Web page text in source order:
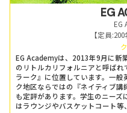
EG
EG
【定員:200
EG Academyは、2013年9月に新
のリトルカリフォルニアと呼ば
ラーク』に位置しています。一
ク地区ならではの『ネイティブ
も定評があります。学生のニー
はラウンジやバスケットコート等